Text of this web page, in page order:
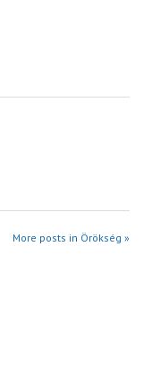
More posts in Örökség »